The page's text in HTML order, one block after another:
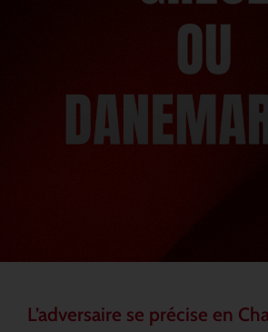
L’adversaire se précise en